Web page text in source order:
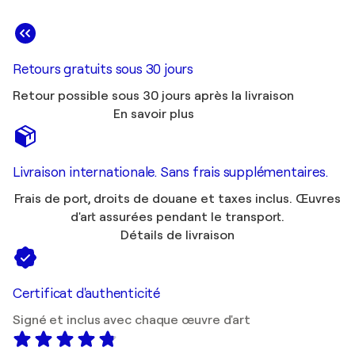
Retours gratuits sous 30 jours
Retour possible sous 30 jours après la livraison
En savoir plus
Livraison internationale. Sans frais supplémentaires.
Frais de port, droits de douane et taxes inclus. Œuvres
d'art assurées pendant le transport.
Détails de livraison
Certificat d'authenticité
Signé et inclus avec chaque œuvre d'art